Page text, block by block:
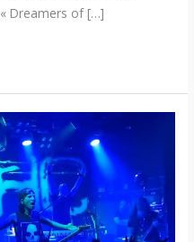
Dreamers of […]